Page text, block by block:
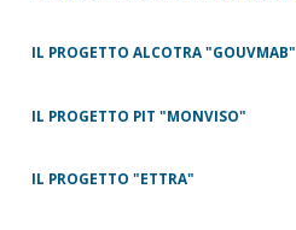
IL PROGETTO ALCOTRA "GOUVMAB"
IL PROGETTO PIT "MONVISO"
IL PROGETTO "ETTRA"